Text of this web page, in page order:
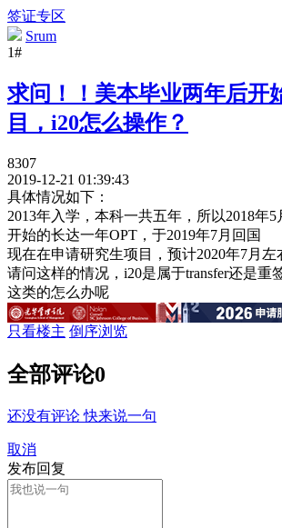
签证专区
Srum
1#
求问！！美本毕业两年后开
目，i20怎么操作？
8307
2019-12-21 01:39:43
具体情况如下：
2013年入学，本科一共五年，所以2018年5
开始的长达一年OPT，于2019年7月回国
现在在申请研究生项目，预计2020年7月左
请问这样的情况，i20是属于transfer还是重
这类的怎么办呢
只看楼主 倒序浏览
全部评论0
还没有评论 快来说一句
取消
发布回复